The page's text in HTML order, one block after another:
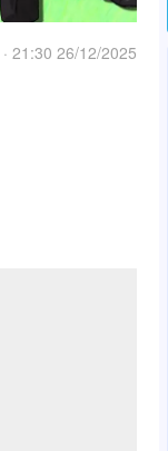
· 21:30 26/12/2025